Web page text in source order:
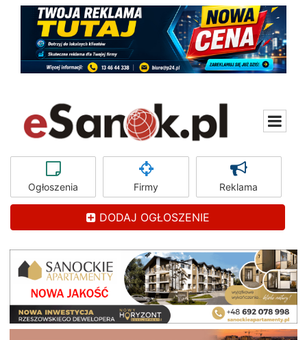
Ogłoszenia Firmy Reklama
DODAJ OGŁOSZENIE